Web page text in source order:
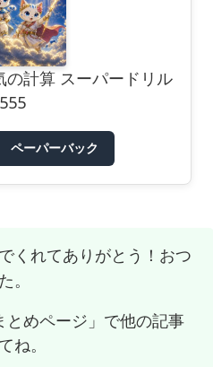
計算 スーパードリル
555
ペーパーバック
くれてありがとう！おつ
。
とめページ」で他の記事
ね。